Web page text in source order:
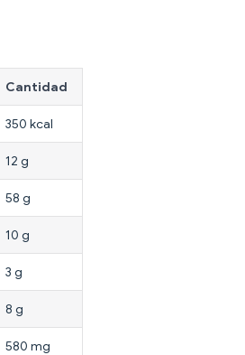
Cantidad
350 kcal
12 g
58 g
10 g
3 g
8 g
580 mg